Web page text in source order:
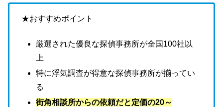
★おすすめポイント
厳選された優良な探偵事務所が全国100社以
上
特に浮気調査が得意な探偵事務所が揃ってい
る
街角相談所からの依頼だと定価の20～